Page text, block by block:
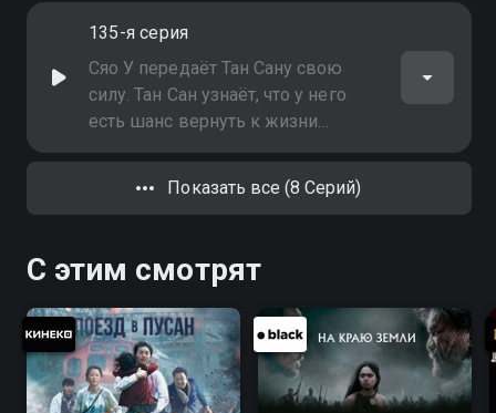
135-я серия
Сяо У передаёт Тан Сану свою
силу. Тан Сан узнаёт, что у него
есть шанс вернуть к жизни
возлюбленную
Показать все (8 Серий)
С этим смотрят